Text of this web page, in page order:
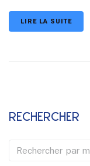
LIRE LA SUITE
RECHERCHER